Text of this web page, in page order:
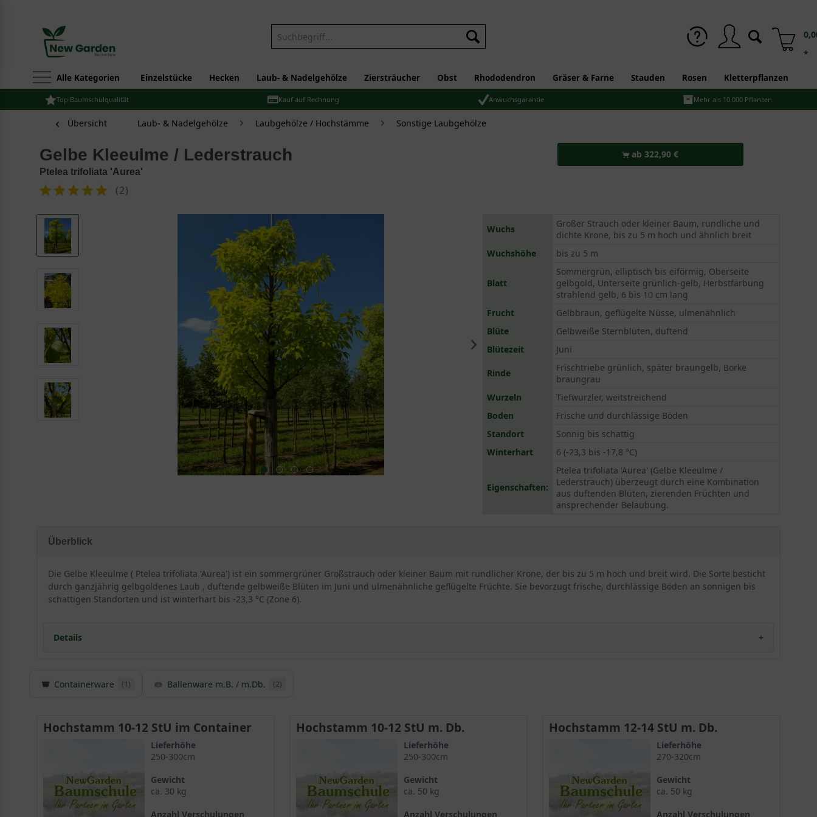
*
Alle Kategorien Einzelstücke Hecken Laub- & Nadelgehölze Ziersträucher Obst Rhododendron Gräser & Farne Stauden Rosen Kletterpflanzen
Top Baumschulqualität Kauf auf Rechnung Anwuchsgarantie Mehr als 10.000 Pflanzen
Übersicht Laub- & Nadelgehölze Laubgehölze / Hochstämme Sonstige Laubgehölze
Gelbe Kleeulme / Lederstrauch
Ptelea trifoliata 'Aurea'
(2)
ab 322,90 €
Wuchs
Großer Strauch oder kleiner Baum, rundliche und
dichte Krone, bis zu 5 m hoch und ähnlich breit
Wuchshöhe
bis zu 5 m
Blatt
Sommergrün, elliptisch bis eiförmig, Oberseite
gelbgold, Unterseite grünlich-gelb, Herbstfärbung
strahlend gelb, 6 bis 10 cm lang
Frucht
Gelbbraun, geflügelte Nüsse, ulmenähnlich
Blüte
Gelbweiße Sternblüten, duftend
Blütezeit
Juni
Rinde
Frischtriebe grünlich, später braungelb, Borke
braungrau
Wurzeln
Tiefwurzler, weitstreichend
Boden
Frische und durchlässige Böden
Standort
Sonnig bis schattig
Winterhart
6 (-23,3 bis -17,8 °C)
Eigenschaften:
Ptelea trifoliata 'Aurea' (Gelbe Kleeulme /
Lederstrauch) überzeugt durch eine Kombination
aus duftenden Blüten, zierenden Früchten und
ansprechender Belaubung.
Überblick
Die Gelbe Kleeulme ( Ptelea trifoliata 'Aurea') ist ein sommergrüner Großstrauch oder kleiner Baum mit rundlicher Krone, der bis zu 5 m hoch und breit wird. Die Sorte besticht
durch ganzjährig gelbgoldenes Laub , duftende gelbweiße Blüten im Juni und ulmenähnliche geflügelte Früchte. Sie bevorzugt frische, durchlässige Böden an sonnigen bis
schattigen Standorten und ist winterhart bis -23,3 °C (Zone 6).
Details
Die Kleeulme ist in Nordamerika zu Hause
Die Rinde der Gelben Kleeulme setzt aparte Kontraste
Das Blatt der Gelben Kleeulme bringt Farbe in den Garten
Prächtige Herbstfärbung in Gelbgold
Zarte Blüte der Ptelea trifoliata 'Aurea' lockt mit einem wohligen Duft
Unscheinbare Frucht erinnert an die der Ulme
Der optimale Standort für die Gelbe Kleeulme
Containerware (1) Ballenware m.B. / m.Db. (2)
Hochstamm 10-12 StU im Container
Lieferhöhe
250-300cm
Gewicht
ca. 30 kg
Anzahl Verschulungen
Hochstamm 10-12 StU m. Db.
Lieferhöhe
250-300cm
Gewicht
ca. 50 kg
Anzahl Verschulungen
Hochstamm 12-14 StU m. Db.
Lieferhöhe
270-320cm
Gewicht
ca. 50 kg
Anzahl Verschulungen